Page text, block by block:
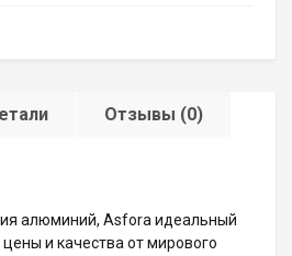
Отзывы (0)
алюминий, Asfora идеальный
и качества от мирового